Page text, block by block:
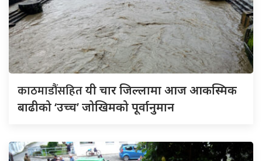
काठमाडौंसहितयी चार जिल्लामा आज आकस्मिक
बाढीको ‘उच्च’ जोखिमको पूर्वानुमान